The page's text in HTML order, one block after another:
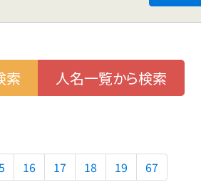
索 人名一覧から検索
16 17 18 19 67